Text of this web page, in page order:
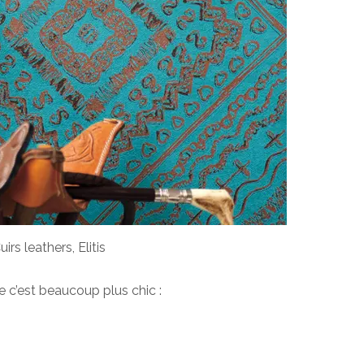
leathers, Elitis
c’est beaucoup plus chic :